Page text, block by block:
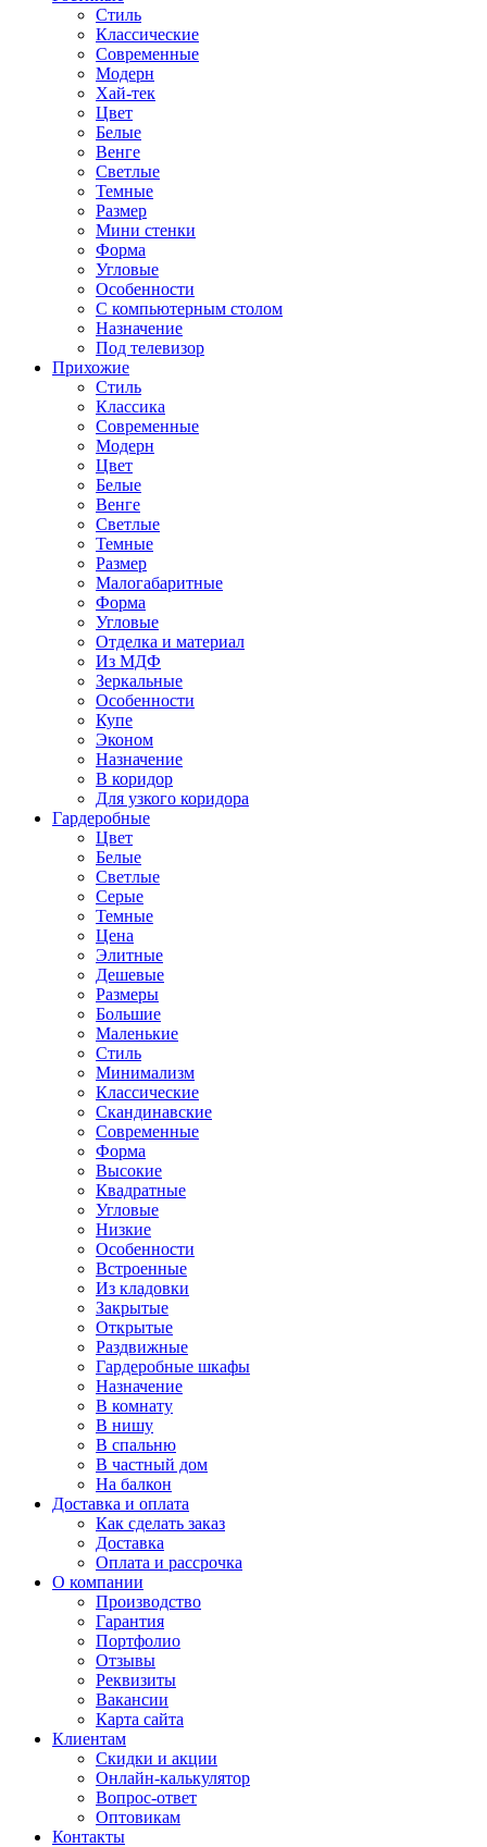
Стиль
Классические
Современные
Модерн
Хай-тек
Цвет
Белые
Венге
Светлые
Темные
Размер
Мини стенки
Форма
Угловые
Особенности
С компьютерным столом
Назначение
Под телевизор
Прихожие
Стиль
Классика
Современные
Модерн
Цвет
Белые
Венге
Светлые
Темные
Размер
Малогабаритные
Форма
Угловые
Отделка и материал
Из МДФ
Зеркальные
Особенности
Купе
Эконом
Назначение
В коридор
Для узкого коридора
Гардеробные
Цвет
Белые
Светлые
Серые
Темные
Цена
Элитные
Дешевые
Размеры
Большие
Маленькие
Стиль
Минимализм
Классические
Скандинавские
Современные
Форма
Высокие
Квадратные
Угловые
Низкие
Особенности
Встроенные
Из кладовки
Закрытые
Открытые
Раздвижные
Гардеробные шкафы
Назначение
В комнату
В нишу
В спальню
В частный дом
На балкон
Доставка и оплата
Как сделать заказ
Доставка
Оплата и рассрочка
О компании
Производство
Гарантия
Портфолио
Отзывы
Реквизиты
Вакансии
Карта сайта
Клиентам
Скидки и акции
Онлайн-калькулятор
Вопрос-ответ
Оптовикам
Контакты